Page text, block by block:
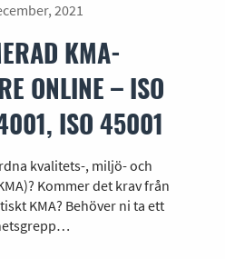
2021
KMA-
ONLINE – ISO
ISO 45001
kvalitets-, miljö- och
Kommer det krav från
KMA? Behöver ni ta ett